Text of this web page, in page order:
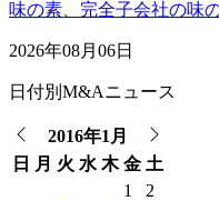
味の素、完全子会社の味
2026年08月06日
日付別M&Aニュース
2016年1月
日
月 火 水 木 金 土
1
2